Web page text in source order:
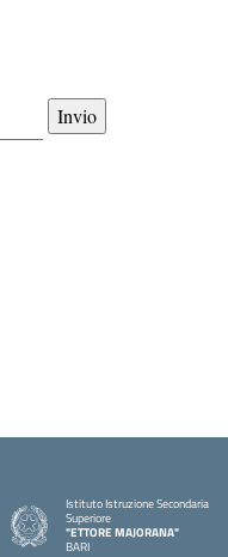
Istituto Istruzione Secondaria
Superiore
"ETTORE MAJORANA"
BARI